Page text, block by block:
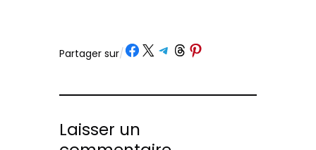
Partager sur/ Partager sur Facebook
Partager sur X Partager sur Telegram
Partager sur Threads
Partager sur Pinterest
Laisser un